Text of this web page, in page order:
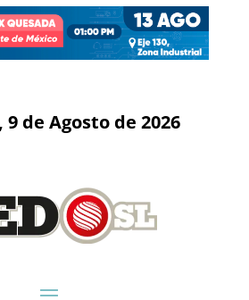
de Agosto de 2026